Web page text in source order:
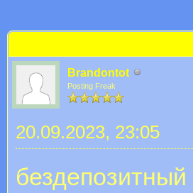
Brandontot
Posting Freak
20.09.2023, 23:05